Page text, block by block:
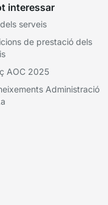
interessar
serveis
de prestació dels
AOC 2025
Administració